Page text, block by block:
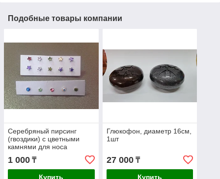
Подобные товары компании
Серебряный пирсинг
(гвоздики) с цветными
камнями для носа
1 000 ₸
Купить
Глюкофон, диаметр 16см,
1шт
27 000₸
Купить